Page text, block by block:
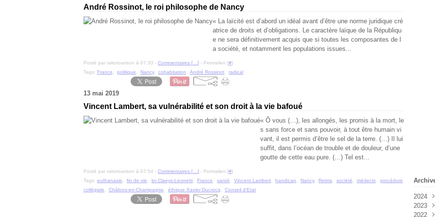
André Rossinot, le roi philosophe de Nancy
« La laïcité est d’abord un idéal avant d’être une norme juridique cré
atrice de droits et d’obligations. Le caractère laïque de la Républiqu
e ne sera définitivement acquis que si toutes les composantes de l
a société, et notamment les populations issues...
Posté par rakotoarison à 07:33 - Commentaires [ ] - Permalien [#]
Tags: France politique Nancy, cohabitation André Rossinot radical
13 mai 2019
Vincent Lambert, sa vulnérabilité et son droit à la vie bafoué
« Ô vous (…), les allongés, les promis à la mort, le
s sans force et sans pouvoir, à tout être humain vi
vant, il est permis d’être le sel de la terre. (…) Il lui
suffit, dans l’océan de trouble et de douleur, d’une
goutte de cette eau pure. (…) Tel est...
Posté par rakotoarison à 07:54 - Commentaires [ ] - Permalien [#]
Tags: euthanasie fin de vie loi Claeys-Leonetti France santé Vincent Lambert handicap Nancy, Reims société médecin
procédure
collégiale
Châlons-en-Champagne éthique Xavier Ducrocq Conseil d'Etat
2024
2023
2022